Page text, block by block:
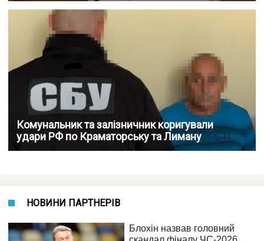
Комунальник та залізничник коригували
удари РФ по Краматорську та Лиману
НОВИНИ ПАРТНЕРІВ